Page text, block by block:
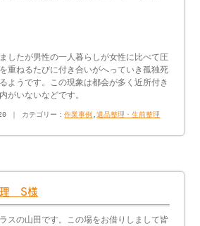
したが男性の一人暮らしが女性に比べて圧
重ねるたびに付き合いがへっていき孤独死
ようです。この現象は都会が多く近所付き
がいないなどです。
｜ カテゴリー：作業事例 ,遺品整理・生前整理
S様
スの山田です。この場をお借りしまして皆